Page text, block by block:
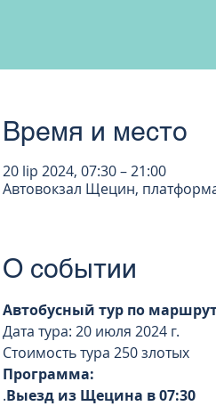
Время и место
20 lip 2024, 07:30 – 21:00
Автовокзал Щецин,
О событии
Автобусный тур по
Дата тура: 20 июля 2024 г.
Стоимость тура 250 злотых
Программа:
.Выезд из Щецина в 07:30